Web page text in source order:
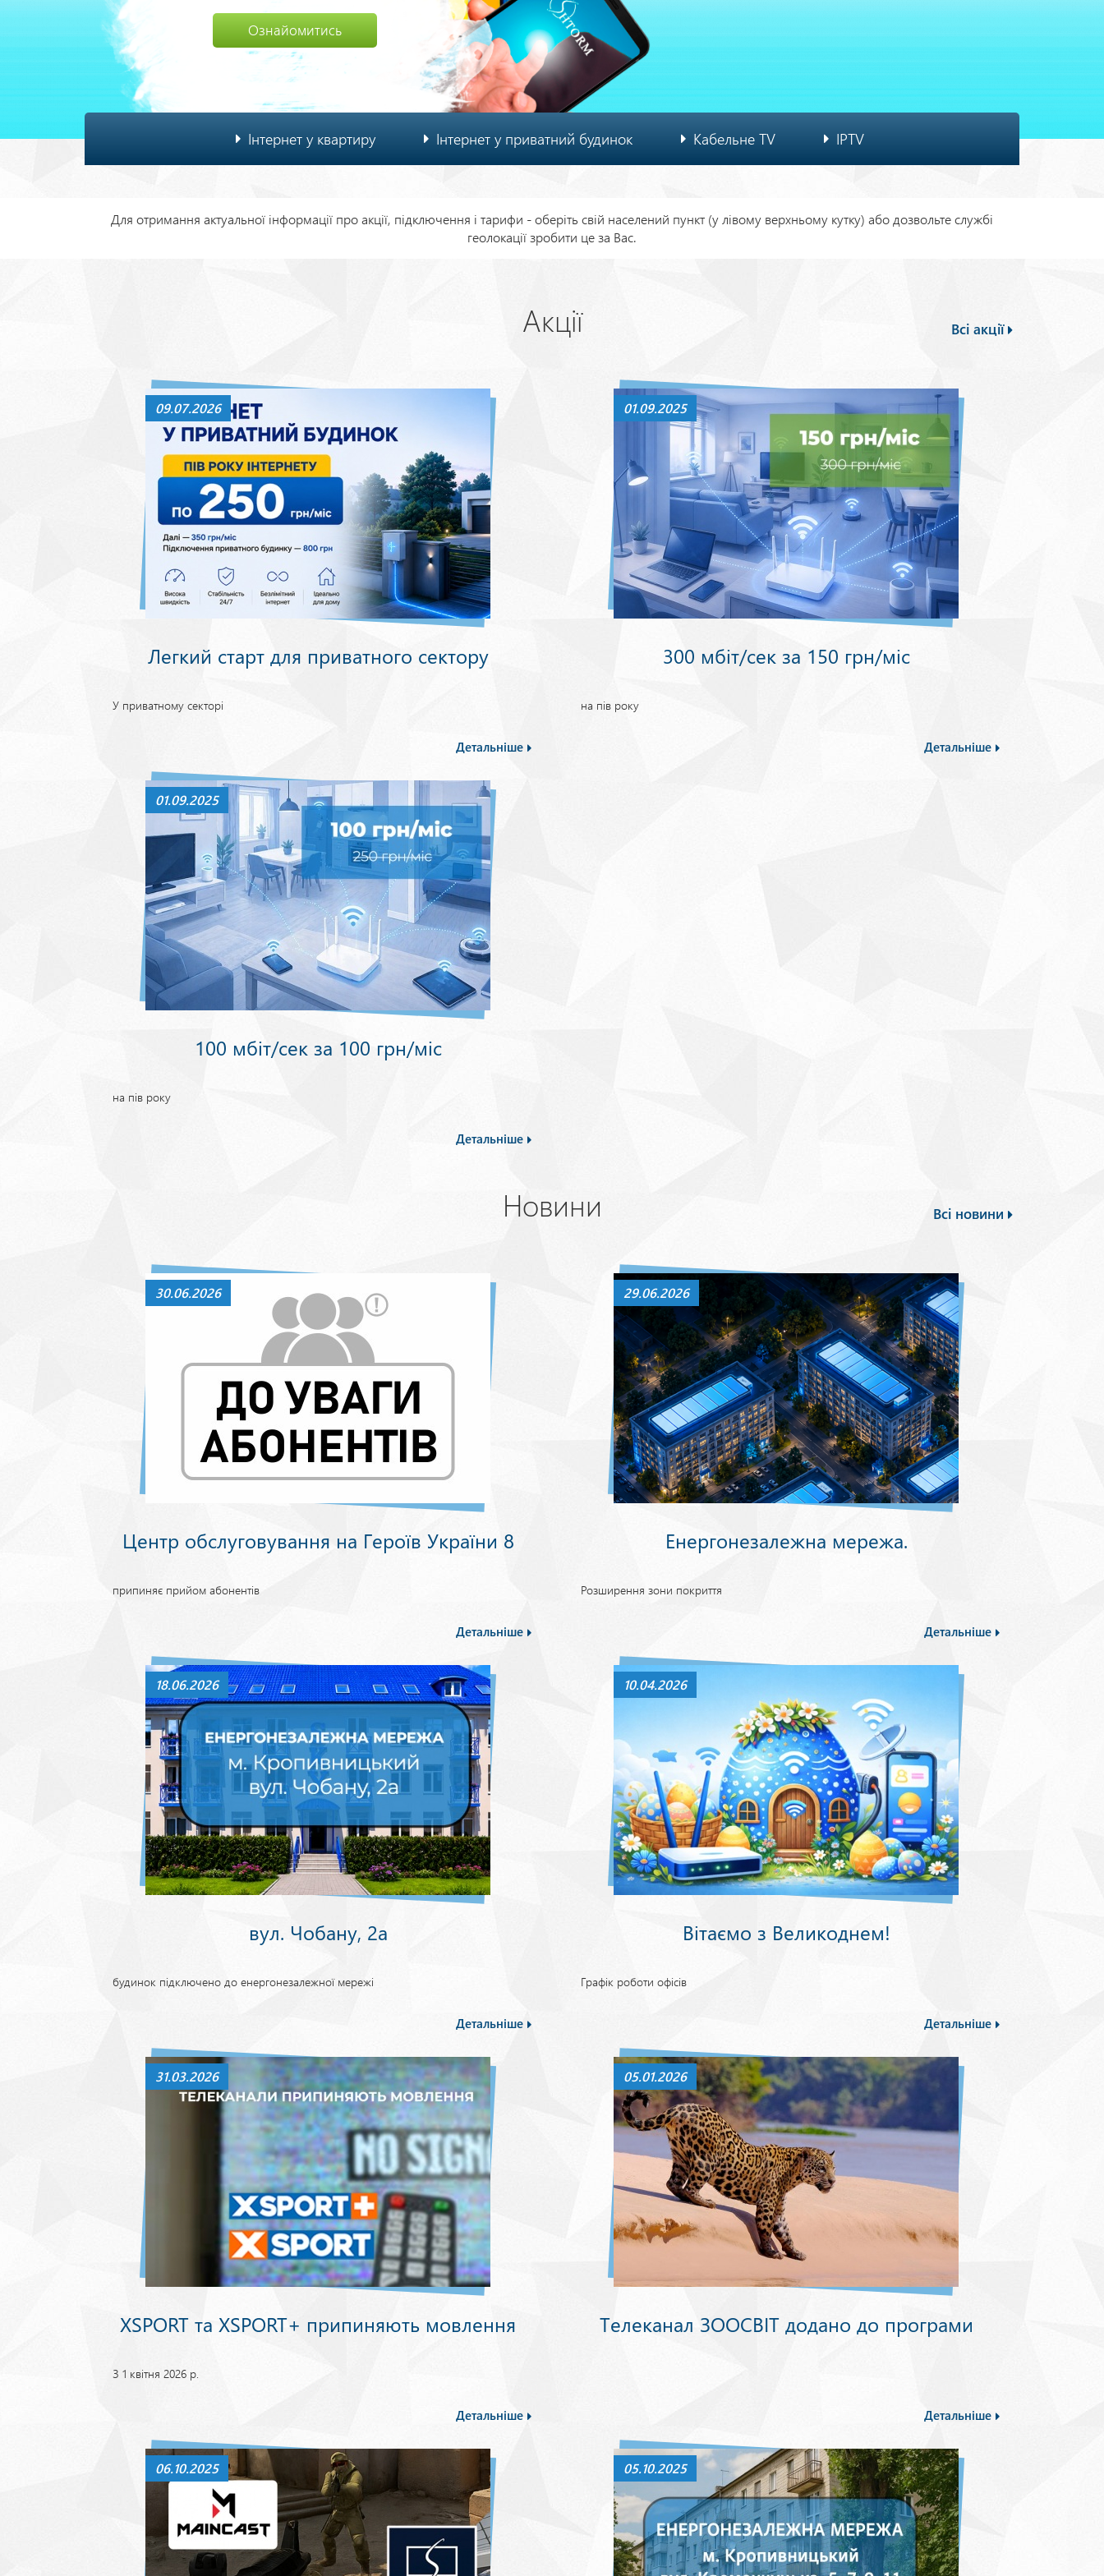
Ознайомитись
Основна
Інтернет у квартиру Інтернет у приватний будинок Кабельне TV IPTV
Для отримання актуальної інформації про акції, підключення і тарифи - оберіть свій населений пункт (у лівому верхньому кутку) або дозвольте службі
геолокації зробити це за Вас.
Акції Всі акції
09.07.2026
Легкий старт для приватного сектору
У приватному секторі
Детальніше
01.09.2025
300 мбіт/сек за 150 грн/міс
на пів року
Детальніше
01.09.2025
100 мбіт/сек за 100 грн/міс
на пів року
Детальніше
Новини Всі новини
30.06.2026
Центр обслуговування на Героїв України 8
припиняє прийом абонентів
Детальніше
29.06.2026
Енергонезалежна мережа.
Розширення зони покриття
Детальніше
18.06.2026
вул. Чобану, 2а
будинок підключено до енергонезалежної мережі
Детальніше
10.04.2026
Вітаємо з Великоднем!
Графік роботи офісів
Детальніше
31.03.2026
XSPORT та XSPORT+ припиняють мовлення
З 1 квітня 2026 р.
Детальніше
05.01.2026
Телеканал ЗООСВІТ додано до програми
Детальніше
06.10.2025 05.10.2025